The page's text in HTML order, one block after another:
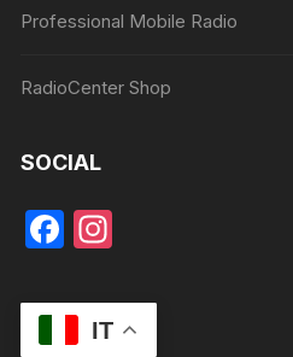
Professional Mobile Radio
RadioCenter Shop
SOCIAL
F
c
e
a
gr
IT